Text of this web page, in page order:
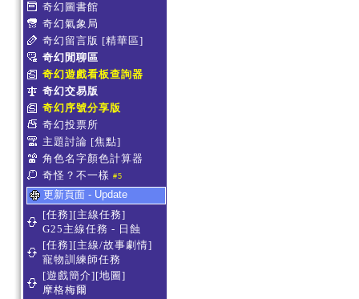
奇幻圖書館
奇幻氣象局
奇幻留言版 [精華區]
奇幻閒聊區
奇幻遊戲看板查詢器
奇幻交易版
奇幻序號分享版
奇幻投票所
主題討論 [焦點]
角色名字顏色計算器
奇怪？不一樣 #5
更新頁面 - Update
[任務][主線任務]
G25主線任務 - 日蝕
[任務][主線/故事劇情]
寵物訓練師任務
[遊戲簡介][地圖]
摩格梅爾